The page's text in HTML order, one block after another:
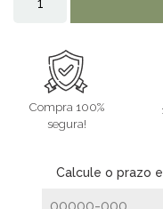
Compra 100%
segura!
Calcule o prazo